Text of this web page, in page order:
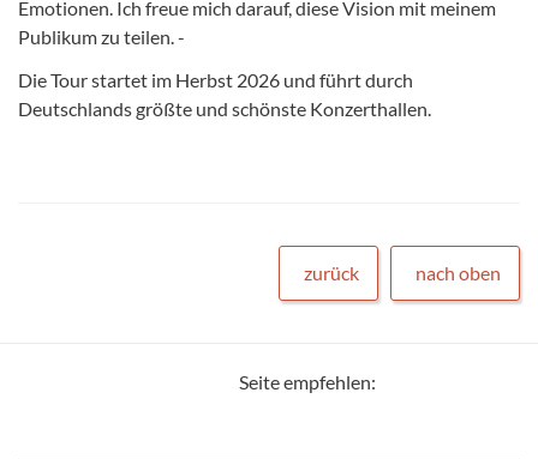
Emotionen. Ich freue mich darauf, diese Vision mit meinem
Publikum zu teilen. -
Die Tour startet im Herbst 2026 und führt durch
Deutschlands größte und schönste Konzerthallen.
zurück nach oben
Seite empfehlen: